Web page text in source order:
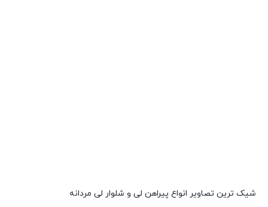
شیک ترین تصاویر انواع پیراهن لی و شلوار لی مردانه